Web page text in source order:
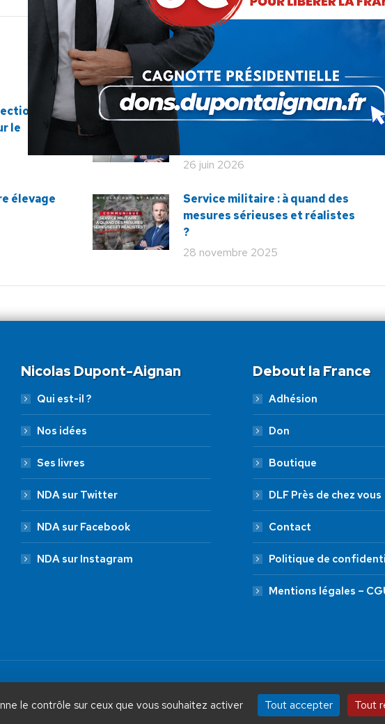
:
de
le
Communiqué : Corse,
26 juin 2026
élevage
Service militaire : à quand des
mesures sérieuses et réalistes
?
28 novembre 2025
Nicolas Dupont-Aignan
Qui est-il ?
Nos idées
Ses livres
NDA sur Twitter
NDA sur Facebook
NDA sur Instagram
Debout la France
Adhésion
Don
Boutique
DLF Près de chez vous
Contact
Politique de
Mentions légales –
ADHÉSION 20 € 50
le contrôle sur ceux que vous souhaitez activer Tout accepter Tout